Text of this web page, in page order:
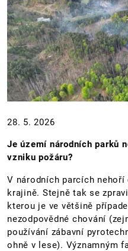
28. 5. 2026
Je území národních parků
vzniku požáru?
V národních parcích
krajině. Stejně tak se
kterou je ve většině
nezodpovědné chování
používání zábavní
ohně v lese). Významným